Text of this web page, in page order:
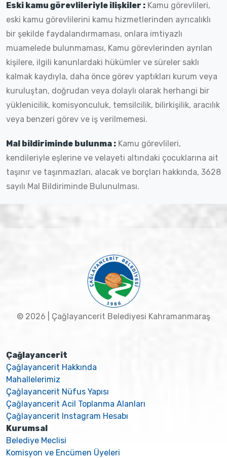
Eski kamu görevlileriyle ilişkiler : Kamu görevlileri,
eski kamu görevlilerini kamu hizmetlerinden ayrıcalıklı
bir şekilde faydalandırmaması, onlara imtiyazlı
muamelede bulunmaması, Kamu görevlerinden ayrılan
kişilere, ilgili kanunlardaki hükümler ve süreler saklı
kalmak kaydıyla, daha önce görev yaptıkları kurum veya
kuruluştan, doğrudan veya dolaylı olarak herhangi bir
yüklenicilik, komisyonculuk, temsilcilik, bilirkişilik, aracılık
veya benzeri görev ve iş verilmemesi.
Mal bildiriminde bulunma : Kamu görevlileri,
kendileriyle eşlerine ve velayeti altındaki çocuklarına ait
taşınır ve taşınmazları, alacak ve borçları hakkında, 3628
sayılı Mal Bildiriminde Bulunulması.
© 2026 | Çağlayancerit Belediyesi Kahramanmaraş
Çağlayancerit
Çağlayancerit Hakkında
Mahallelerimiz
Çağlayancerit Nüfus Yapısı
Çağlayancerit Acil Toplanma Alanları
Çağlayancerit Instagram Hesabı
Kurumsal
Belediye Meclisi
Komisyon ve Encümen Üyeleri